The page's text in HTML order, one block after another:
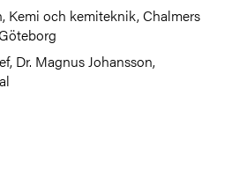
Kemi och kemiteknik, Chalmers
Dr. Magnus Johansson,